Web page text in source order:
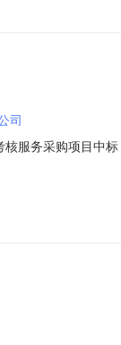
司
服务采购项目中标
信息：标包：A